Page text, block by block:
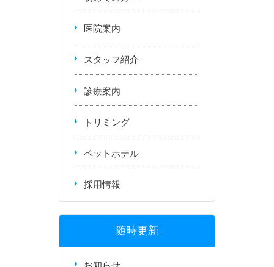
医院案内
スタッフ紹介
診療案内
トリミング
ペットホテル
採用情報
随時更新